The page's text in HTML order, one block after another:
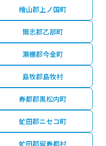
檜山郡上ノ国町
爾志郡乙部町
瀬棚郡今金町
島牧郡島牧村
寿都郡黒松内町
虻田郡ニセコ町
虻田郡留寿都村